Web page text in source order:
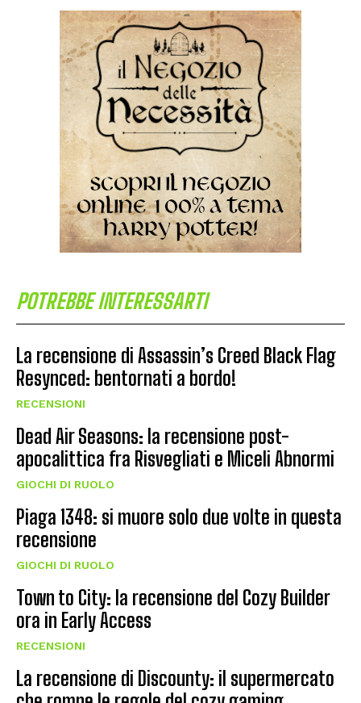
POTREBBE INTERESSARTI
La recensione di Assassin’s Creed Black Flag
Resynced: bentornati a bordo!
RECENSIONI
Dead Air Seasons: la recensione post-
apocalittica fra Risvegliati e Miceli Abnormi
GIOCHI DI RUOLO
Piaga 1348: si muore solo due volte in questa
recensione
GIOCHI DI RUOLO
Town to City: la recensione del Cozy Builder
ora in Early Access
RECENSIONI
La recensione di Discounty: il supermercato